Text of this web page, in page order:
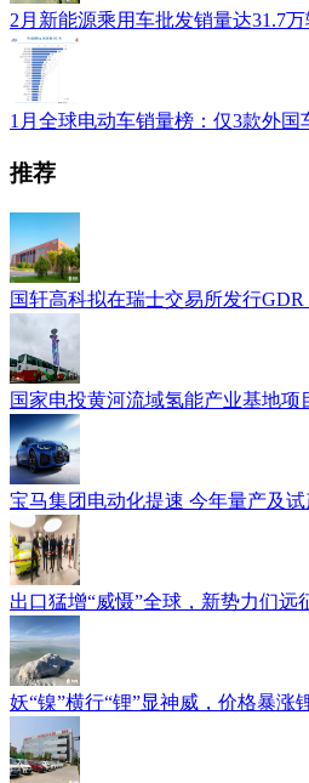
2月新能源乘用车批发销量达31.7
1月全球电动车销量榜：仅3款外国
推荐
国轩高科拟在瑞士交易所发行
国家电投黄河流域氢能产业基地项
宝马集团电动化提速 今年量产及
出口猛增“威慑”全球，新势力们远
妖“镍”横行“锂”显神威，价格暴涨